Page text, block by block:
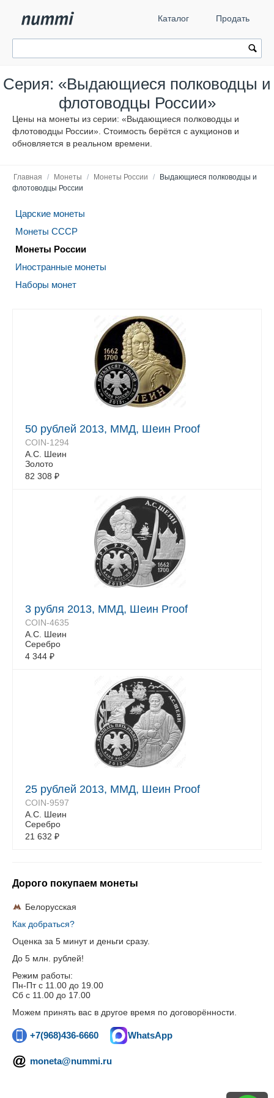
Каталог Продать
Серия: «Выдающиеся полководцы и
флотоводцы России»
Цены на монеты из серии: «Выдающиеся полководцы и
флотоводцы России». Стоимость берётся с аукционов и
обновляется в реальном времени.
Главная / Монеты / Монеты России /
Выдающиеся полководцы и
флотоводцы России
Царские монеты
Монеты СССР
Монеты России
Иностранные монеты
Наборы монет
50 рублей 2013, ММД, Шеин Proof
COIN-1294
А.С. Шеин
Золото
82 308 ₽
3 рубля 2013, ММД, Шеин Proof
COIN-4635
А.С. Шеин
Серебро
4 344 ₽
25 рублей 2013, ММД, Шеин Proof
COIN-9597
А.С. Шеин
Серебро
21 632 ₽
Дорого покупаем монеты
Белорусская
Как добраться?
Оценка за 5 минут и деньги сразу.
До 5 млн. рублей!
Режим работы:
Пн-Пт c 11.00 до 19.00
Сб с 11.00 до 17.00
Можем принять вас в другое время по договорённости.
+7(968)436-6660 WhatsApp
moneta@nummi.ru